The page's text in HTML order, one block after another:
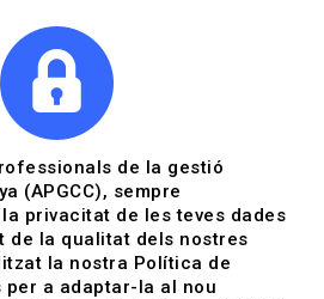
de la gestió
(APGCC), sempre
privacitat de les teves dades
de la qualitat dels nostres
la nostra Política de
a adaptar-la al nou